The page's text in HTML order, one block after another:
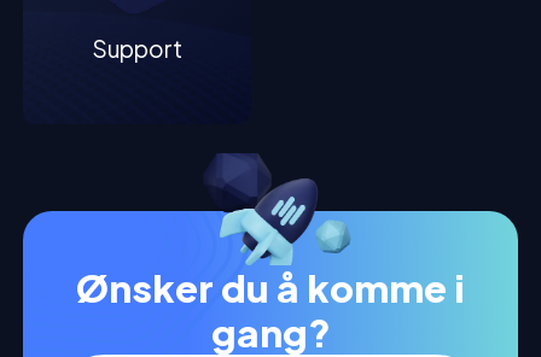
Support
Ønsker du å komme i
gang?